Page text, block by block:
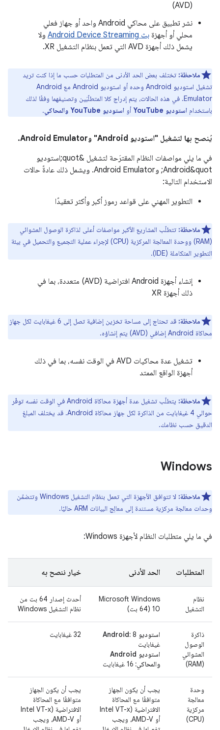
(AVD)
نشر تطبيق على محاكي Android واحد أو جهاز فعلي
محلي أو أجهزة بث Android Device Streaming
ولا
يشمل ذلك أجهزة AVD التي تعمل بنظام التشغيل XR.
ملاحظة: تختلف بعض الحد الأدنى من المتطلبات حسب ما إذا كنت تريد
تشغيل استوديو Android وحده أو استوديو Android مع Android
Emulator. في هذه الحالات، يتم إدراج كلا المتطلّبَين وتصنيفهما وفقًا لذلك
باستخدام استوديو YouTube أو استوديو YouTube والمحاكي .
يُنصح بها لتشغيل "استوديو Android" وAndroid Emulator.
في ما يلي مواصفات النظام المقترَحة لتشغيل &quot;استوديو
Android&quot; وAndroid Emulator. ويشمل ذلك عادةً حالات
الاستخدام التالية:
التطوير المهني على قواعد رموز أكبر وأكثر تعقيدًا
ملاحظة: تتطلّب المشاريع الأكبر مواصفات أعلى لذاكرة الوصول العشوائي
(RAM) ووحدة المعالجة المركزية (CPU) لإجراء عملية التجميع والتحميل في بيئة
التطوير المتكاملة (IDE).
إنشاء أجهزة Android افتراضية (AVD) متعددة، بما في
ذلك أجهزة XR
ملاحظة:
قد تحتاج إلى مساحة تخزين إضافية تصل إلى 6 غيغابايت لكل جهاز
محاكاة Android إضافي (AVD) يتم إنشاؤه.
تشغيل عدة محاكيات AVD في الوقت نفسه، بما في ذلك
أجهزة الواقع الممتد
ملاحظة:
يتطلّب تشغيل عدة أجهزة محاكاة Android في الوقت نفسه توفّر
حوالي 4 غيغابايت من الذاكرة لكل جهاز محاكاة Android. قد يختلف المبلغ
الدقيق حسب نظامك.
Windows
ملاحظة:
لا تتوافق الأجهزة التي تعمل بنظام التشغيل Windows وتتضمّن
وحدات معالجة مركزية مستندة إلى معالِج البيانات ARM حاليًا.
في ما يلي متطلبات النظام لأجهزة Windows:
المتطلبات الحد الأدنى خيار ننصح به
نظام
التشغيل
‫Microsoft Windows
10‏ (64 بت)
أحدث إصدار 64 بت من
نظام التشغيل Windows
ذاكرة
الوصول
العشوائي
(RAM)
استوديو Android: 8
غيغابايت
استوديو Android
والمحاكي:
32 غيغابايت
وحدة
معالجة
مركزية
(CPU)
يجب أن يكون الجهاز
متوافقًا مع المحاكاة
الافتراضية (Intel VT-x
أو AMD-V، ويجب
يجب أن يكون الجهاز
متوافقًا مع المحاكاة
الافتراضية (Intel VT-x
أو AMD-V، ويجب